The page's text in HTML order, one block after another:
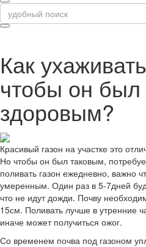
Как
чтобы он
здоровым?
Красивый газон на участке это
Но чтобы он был таковым,
поливать газон ежедневно, важно
умеренным. Один раз в 5-7дней
что не идут дожди. Почву
15см. Поливать лучше в утренние
иначе может получиться ожог.
Со временем почва под газоном